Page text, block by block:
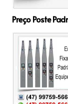
Preço Poste